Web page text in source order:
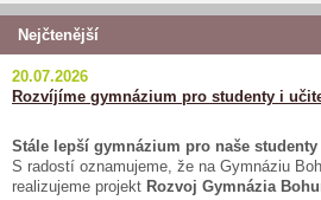
Nejčtenější
20.07.2026
Rozvíjíme gymnázium pro studenty i
Stále lepší gymnázium pro naše
S radostí oznamujeme, že na Gymnáziu
realizujeme projekt Rozvoj Gymnázia